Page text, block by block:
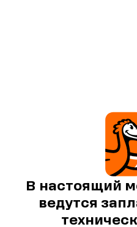
В настоящий
ведутся